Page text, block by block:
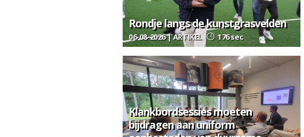
Rondje langs de kunstgrasvelden
06-08-2026 | ARTIKEL 176 sec
Klankbordsessies moeten
bijdragen aan uniform